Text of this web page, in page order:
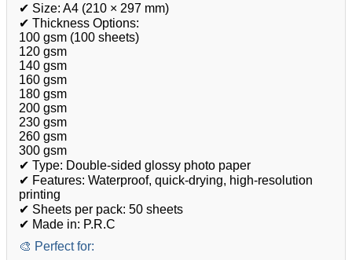
✔ Size: A4 (210 × 297 mm)
✔ Thickness Options:
100 gsm (100 sheets)
120 gsm
140 gsm
160 gsm
180 gsm
200 gsm
230 gsm
260 gsm
300 gsm
✔ Type: Double-sided glossy photo paper
✔ Features: Waterproof, quick-drying, high-resolution
printing
✔ Sheets per pack: 50 sheets
✔ Made in: P.R.C
🎨 Perfect for: